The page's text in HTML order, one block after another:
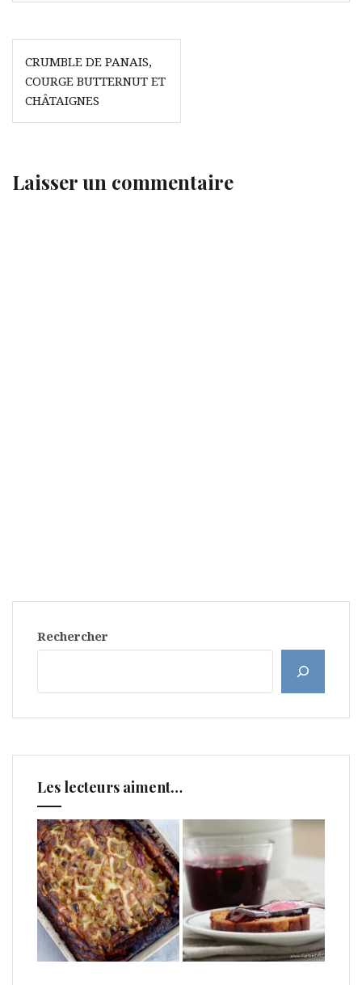
Navigation
de
l’article
CRUMBLE DE PANAIS,
COURGE BUTTERNUT ET
CHÂTAIGNES
Laisser un commentaire
Rechercher
Les lecteurs aiment…